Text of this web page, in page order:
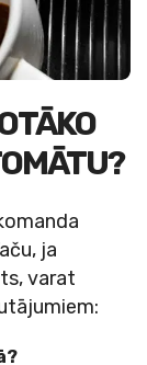
ja
varat